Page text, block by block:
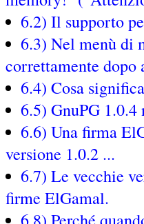
6.2) Il supporto
6.3) Nel menù di
correttamente dopo
6.4) Cosa
6.5) GnuPG
6.6) Una firma
versione 1.0.2 ...
6.7) Le vecchie
firme ElGamal.